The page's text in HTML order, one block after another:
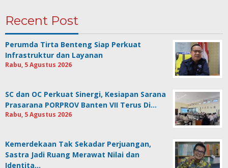
Recent Post
Perumda Tirta Benteng Siap Perkuat
Infrastruktur dan Layanan
Rabu, 5 Agustus 2026
SC dan OC Perkuat Sinergi, Kesiapan Sarana
Prasarana PORPROV Banten VII Terus Di…
Rabu, 5 Agustus 2026
Kemerdekaan Tak Sekadar Perjuangan,
Sastra Jadi Ruang Merawat Nilai dan
Identita…